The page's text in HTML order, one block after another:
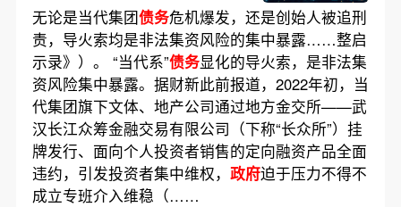
无论是当代集团债务危机爆发，还是创始人被追刑
责，导火索均是非法集资风险的集中暴露……整启
示录》）。 “当代系”债务显化的导火索，是非法集
资风险集中暴露。据财新此前报道，2022年初，当
代集团旗下文体、地产公司通过地方金交所——武
汉长江众筹金融交易有限公司（下称“长众所”）挂
牌发行、面向个人投资者销售的定向融资产品全面
违约，引发投资者集中维权， 政府迫于压力不得不
成立专班介入维稳（……